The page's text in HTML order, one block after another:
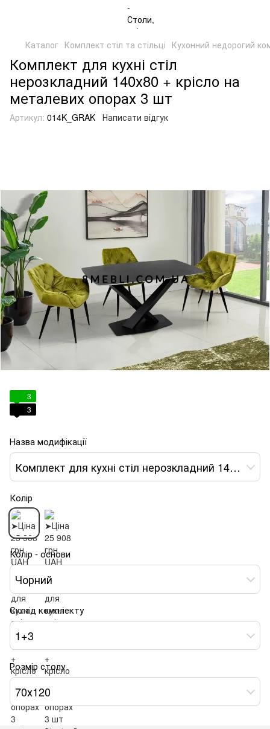
Каталог Комплект стіл та стільці Кухонний недорогий
Комплект для кухні стіл
нерозкладний 140х80 + крісло на
металевих опорах 3 шт
Артикул: 014K_GRAK Написати відгук
3
3
Назва модифікації
Комплект для кухні стіл нерозкладний 140х80 + крісло на металевих опорах 3 шт
Колір
Колір - основи
Чорний
Склад комплекту
1+3
Розмір столу
70х120